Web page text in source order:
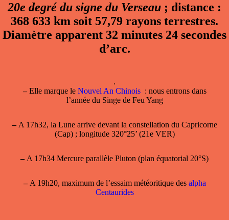
20e degré du signe du Verseau ; distance :
368 633 km soit 57,79 rayons terrestres.
Diamètre apparent 32 minutes 24 secondes
d’arc.
.
–Elle marque le Nouvel An Chinois : nous entrons dans
l’année du Singe de Feu Yang
–A 17h32, la Lune arrive devant la constellation du Capricorne
(Cap) ; longitude 320°25’ (21e VER)
–A 17h34 Mercure parallèle Pluton (plan équatorial 20°S)
–A 19h20, maximum de l’essaim météoritique des alpha
Centaurides